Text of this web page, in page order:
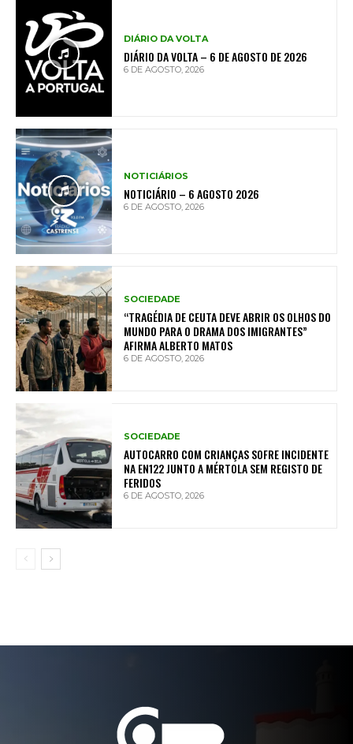
DIÁRIO DA VOLTA
DIÁRIO DA VOLTA – 6 DE AGOSTO DE 2026
6 DE AGOSTO, 2026
NOTICIÁRIOS
NOTICIÁRIO – 6 AGOSTO 2026
6 DE AGOSTO, 2026
SOCIEDADE
“TRAGÉDIA DE CEUTA DEVE ABRIR OS OLHOS DO
MUNDO PARA O DRAMA DOS IMIGRANTES”
AFIRMA ALBERTO MATOS
6 DE AGOSTO, 2026
SOCIEDADE
AUTOCARRO COM CRIANÇAS SOFRE INCIDENTE
NA EN122 JUNTO A MÉRTOLA SEM REGISTO DE
FERIDOS
6 DE AGOSTO, 2026